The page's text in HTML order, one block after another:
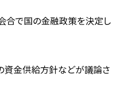
合で国の金融政策を決定し
資金供給方針などが議論さ